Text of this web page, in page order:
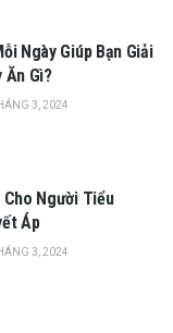
Ngày Giúp Bạn Giải
Ăn Gì?
3, 2024
Cho Người Tiểu
Áp
3, 2024